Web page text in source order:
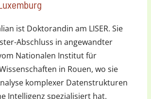
ist Doktorandin am LISER. Sie
Abschluss in angewandter
Nationalen Institut für
in Rouen, wo sie
komplexer Datenstrukturen
Intelligenz spezialisiert hat.